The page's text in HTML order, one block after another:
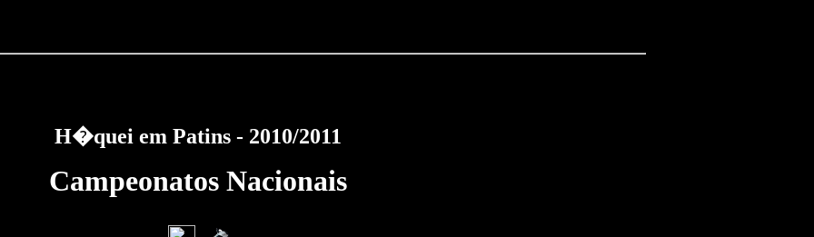
H�quei em Patins - 2010/2011
Campeonatos Nacionais